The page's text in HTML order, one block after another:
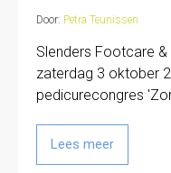
Door: Petra Teunissen
Slenders Footcare
zaterdag 3 oktober
pedicurecongres
Lees meer